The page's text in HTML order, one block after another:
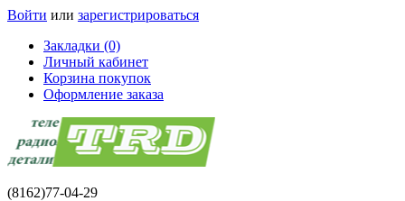
Войти или зарегистрироваться
Закладки (0)
Личный кабинет
Корзина покупок
Оформление заказа
(8162)77-04-29